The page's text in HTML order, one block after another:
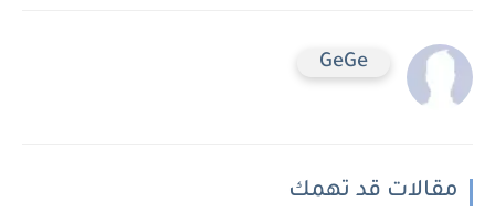
GeGe
مقالات قد تهمك